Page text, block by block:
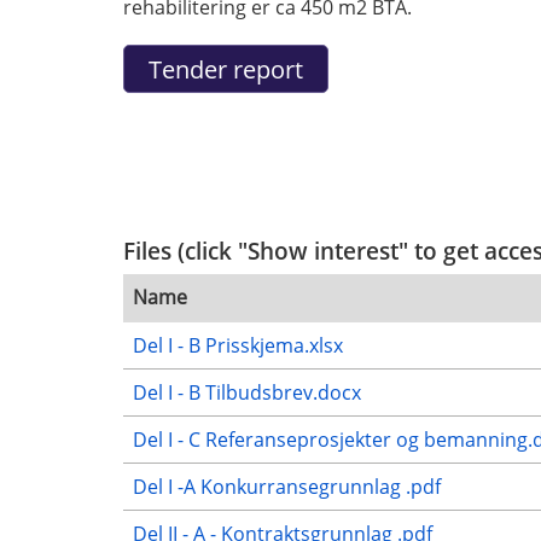
rehabilitering er ca 450 m2 BTA.
Files (click "Show interest" to get
Name
Del I - B Prisskjema.xlsx
Del I - B Tilbudsbrev.docx
Del I - C Referanseprosjekter og
Del I -A Konkurransegrunnlag .pdf
Del II - A - Kontraktsgrunnlag .pdf